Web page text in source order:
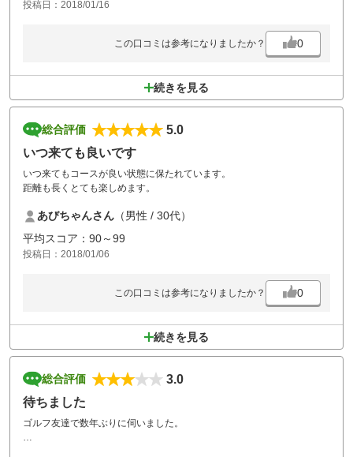
投稿日：2018/01/16
この口コミは参考になりましたか？ 0
続きを見る
総合評価
5.0
いつ来ても良いです
いつ来てもコースが良い状態に保たれています。
距離も長くとても楽しめます。
あびちゃんさん （男性 / 30代）
平均スコア：90～99
投稿日：2018/01/06
この口コミは参考になりましたか？ 0
続きを見る
総合評価
3.0
待ちました
ゴルフ友達で数年ぶりに伺いました。